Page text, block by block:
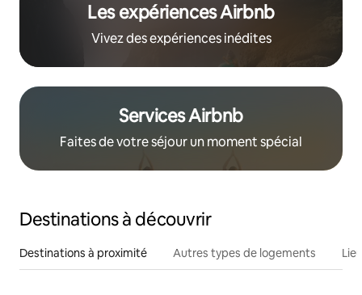
Les expériences Airbnb
Vivez des expériences inédites
Services Airbnb
Faites de votre séjour un moment spécial
Destinations à découvrir
Destinations à proximité Autres types de logements